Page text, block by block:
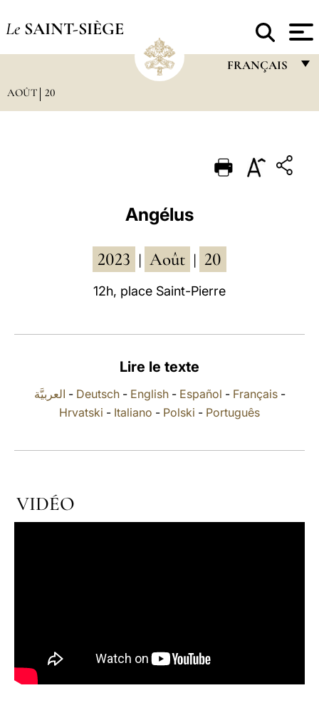
Le SAINT-SIÈGE
FRANÇAIS
PORTUGUÊS
AOÛT 20
Angélus
2023 Août 20
12h, place Saint-Pierre
Lire le texte
العربيَّة - Deutsch- English- Español - Français-
Hrvatski - Italiano - Polski - Português
VIDÉO